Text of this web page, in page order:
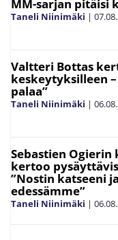
MM-sarjan pitäisi
Taneli Niinimäki |
Valtteri Bottas
keskeytyksilleen
palaa”
Taneli Niinimäki |
Sebastien
kertoo
”Nostin katseeni
edessämme”
Taneli Niinimäki |